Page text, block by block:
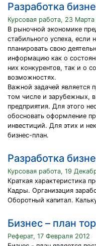
Разработка
Курсовая работа, 23 Марта
В рыночной экономике
стабильного успеха, если
планировать свою
информацию как о
них конкурентов, так и о
возможностях.
Важной задачей является
том числе и зарубежных,
предприятия. Для этого
обосновать оформление
инвестиций. Для этих и
бизнес-план.
Разработка
Курсовая работа, 19
Краткая характеристика
Кадры. Организация
Оборотный капитал.
Бизнес – план
Реферат, 17 Февраля 2012